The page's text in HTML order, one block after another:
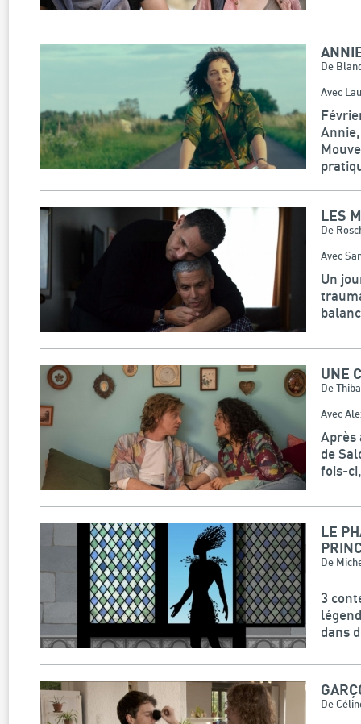
De
Avec
LES
De
Avec
Un
UNE
De
Avec
Après
de
fois-
LE
De
3
dans
De